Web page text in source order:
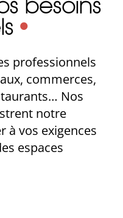
besoins
•
professionnels
commerces,
Nos
notre
à vos exigences
espaces